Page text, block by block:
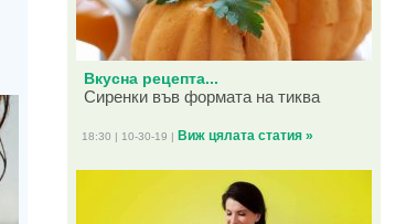
Вкусна рецепта...
Сиренки във формата на тиква
18:30 | 10-30-19 | Виж цялата статия »